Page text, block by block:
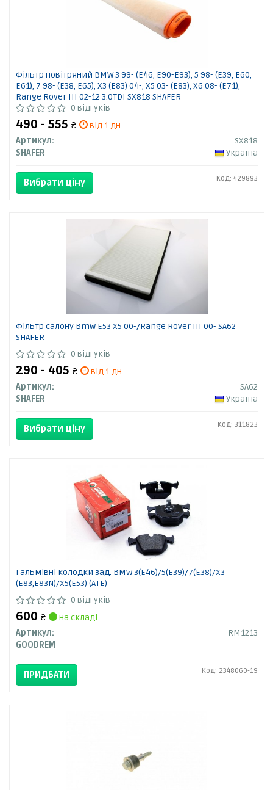
Фільтр повітряний BMW 3 99- (E46, E90-E93), 5 98- (E39, E60,
E61), 7 98- (E38, E65), X3 (E83) 04-, X5 03- (E83), X6 08- (E71),
Range Rover III 02-12 3.0TDI SX818 SHAFER
0 відгуків
490 - 555 ₴
від 1 дн.
Артикул:
SX818
SHAFER
Україна
Вибрати ціну Код: 429893
Фільтр салону Bmw E53 X5 00-/Range Rover III 00- SA62
SHAFER
0 відгуків
290 - 405 ₴
від 1 дн.
Артикул:
SA62
SHAFER
Україна
Вибрати ціну Код: 311823
Гальмівні колодки зад. BMW 3(E46)/5(E39)/7(E38)/X3
(E83,E83N)/X5(E53) (ATE)
0 відгуків
600 ₴
на складі
Артикул:
RM1213
GOODREM
ПРИДБАТИ Код: 2348060-19